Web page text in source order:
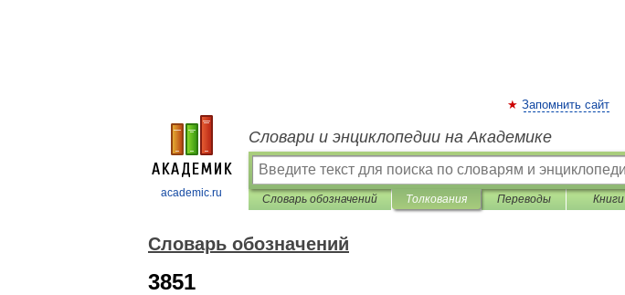
academic.ru
Запомнить сайт
Словари и энциклопедии на Академике
Словарь обозначений Толкования Переводы Книги
Словарь обозначений
3851